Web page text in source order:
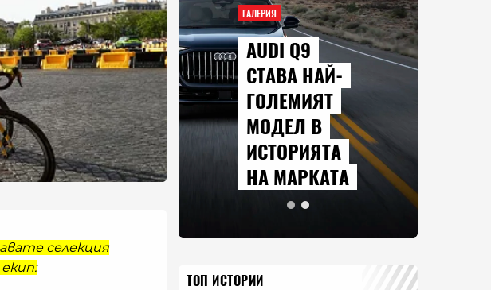
селекция
ГАЛЕРИЯ
AUDI Q9
СТАВА НАЙ-
ГОЛЕМИЯТ
МОДЕЛ В
ИСТОРИЯТА
НА МАРКАТА
ТОП ИСТОРИИ